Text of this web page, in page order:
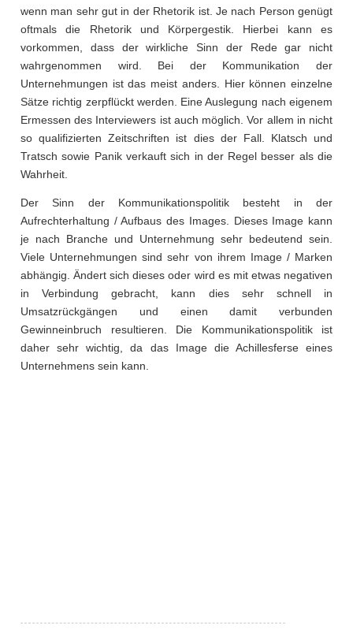
wenn man sehr gut in der Rhetorik ist. Je nach Person genügt
oftmals die Rhetorik und Körpergestik. Hierbei kann es
vorkommen, dass der wirkliche Sinn der Rede gar nicht
wahrgenommen wird. Bei der Kommunikation der
Unternehmungen ist das meist anders. Hier können einzelne
Sätze richtig zerpflückt werden. Eine Auslegung nach eigenem
Ermessen des Interviewers ist auch möglich. Vor allem in nicht
so qualifizierten Zeitschriften ist dies der Fall. Klatsch und
Tratsch sowie Panik verkauft sich in der Regel besser als die
Wahrheit.
Der Sinn der Kommunikationspolitik besteht in der
Aufrechterhaltung / Aufbaus des Images. Dieses Image kann
je nach Branche und Unternehmung sehr bedeutend sein.
Viele Unternehmungen sind sehr von ihrem Image / Marken
abhängig. Ändert sich dieses oder wird es mit etwas negativen
in Verbindung gebracht, kann dies sehr schnell in
Umsatzrückgängen und einen damit verbunden
Gewinneinbruch resultieren. Die Kommunikationspolitik ist
daher sehr wichtig, da das Image die Achillesferse eines
Unternehmens sein kann.